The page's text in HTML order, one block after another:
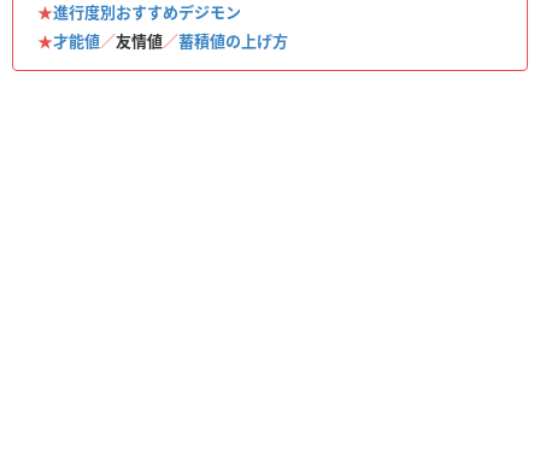
★進行度別おすすめデジモン
★才能値／友情値／蓄積値の上げ方